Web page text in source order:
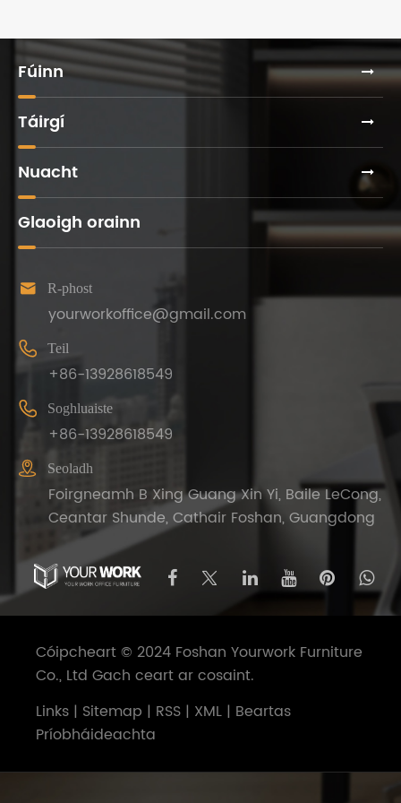
Fúinn
Táirgí
Nuacht
Glaoigh orainn
 R-phost
yourworkoffice@gmail.com
 Teil
+86-13928618549
 Soghluaiste
+86-13928618549
 Seoladh
Foirgneamh B Xing Guang Xin Yi, Baile LeCong,
Ceantar Shunde, Cathair Foshan, Guangdong
Cóipcheart © 2024 Foshan Yourwork Furniture
Co., Ltd Gach ceart ar cosaint.
Links | Sitemap | RSS | XML | Beartas
Príobháideachta